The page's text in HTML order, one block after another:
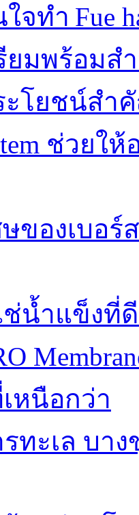
จทำ Fue
รียมพร้อม
โยชน์สำคั
ช่วย
ของเบอ
น้ำแข็งที่
หนือกว่า
ทะเล บา